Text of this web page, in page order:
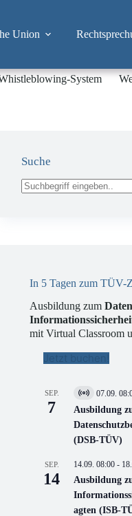
Union
System
Suche
In 5 Tagen zum TÜV-
Ausbildung zum
mit Virtual Classroom
Jetzt buchen!
SEP.
7
V
i
t
u
l
V
e
r
07.09.
Ausbildung
(DSB-TÜV)
SEP.
14
14.09. 08:00 -
Ausbildung
agten (ISB-